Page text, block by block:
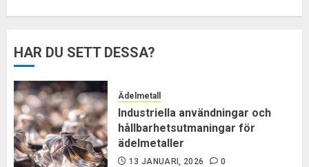
HAR DU SETT DESSA?
Ädelmetall
Industriella användningar och
hållbarhetsutmaningar för
ädelmetaller
13 JANUARI, 2026 0